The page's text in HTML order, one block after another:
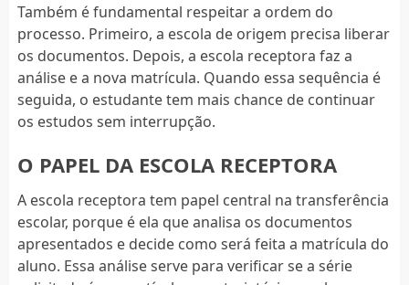
Também é fundamental respeitar a ordem do
processo. Primeiro, a escola de origem precisa liberar
os documentos. Depois, a escola receptora faz a
análise e a nova matrícula. Quando essa sequência é
seguida, o estudante tem mais chance de continuar
os estudos sem interrupção.
O PAPEL DA ESCOLA RECEPTORA
A escola receptora tem papel central na transferência
escolar, porque é ela que analisa os documentos
apresentados e decide como será feita a matrícula do
aluno. Essa análise serve para verificar se a série